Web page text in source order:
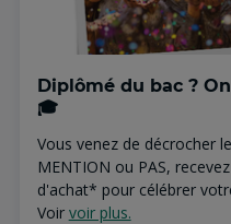
Diplômé du bac ?
🎓
Vous venez de décrocher
MENTION ou PAS,
d'achat* pour célébrer
Voir voir plus.